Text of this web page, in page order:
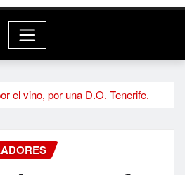
el vino, por una D.O. Tenerife.